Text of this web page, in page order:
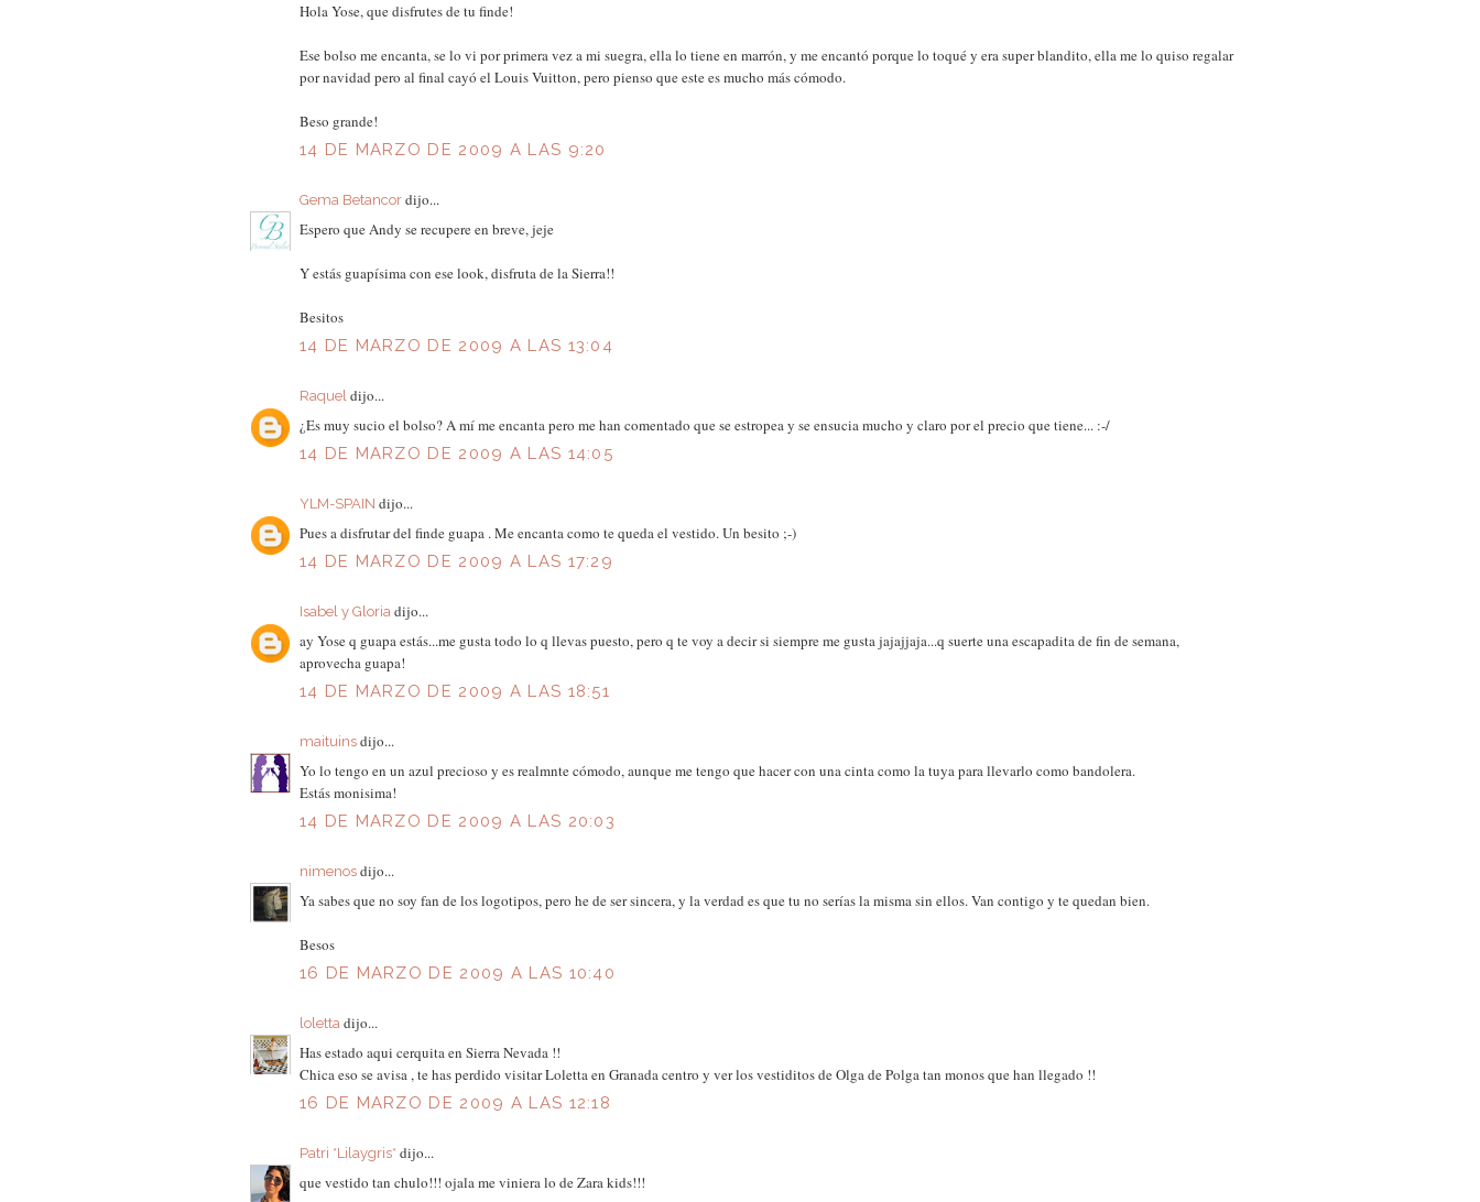
Hola Yose, que disfrutes de tu finde!
Ese bolso me encanta, se lo vi por primera vez a mi suegra, ella lo tiene en marrón, y me encantó porque lo toqué y era super blandito, ella me lo quiso regalar
por navidad pero al final cayó el Louis Vuitton, pero pienso que este es mucho más cómodo.
Beso grande!
14 DE MARZO DE 2009 A LAS 9:20
Gema Betancor dijo...
Espero que Andy se recupere en breve, jeje
Y estás guapísima con ese look, disfruta de la Sierra!!
Besitos
14 DE MARZO DE 2009 A LAS 13:04
Raquel dijo...
¿Es muy sucio el bolso? A mí me encanta pero me han comentado que se estropea y se ensucia mucho y claro por el precio que tiene... :-/
14 DE MARZO DE 2009 A LAS 14:05
YLM-SPAIN dijo...
Pues a disfrutar del finde guapa . Me encanta como te queda el vestido. Un besito ;-)
14 DE MARZO DE 2009 A LAS 17:29
Isabel y Gloriadijo...
ay Yose q guapa estás...me gusta todo lo q llevas puesto, pero q te voy a decir si siempre me gusta jajajjaja...q suerte una escapadita de fin de semana,
aprovecha guapa!
14 DE MARZO DE 2009 A LAS 18:51
maituinsdijo...
Yo lo tengo en un azul precioso y es realmnte cómodo, aunque me tengo que hacer con una cinta como la tuya para llevarlo como bandolera.
Estás monisima!
14 DE MARZO DE 2009 A LAS 20:03
nimenosdijo...
Ya sabes que no soy fan de los logotipos, pero he de ser sincera, y la verdad es que tu no serías la misma sin ellos. Van contigo y te quedan bien.
Besos
16 DE MARZO DE 2009 A LAS 10:40
lolettadijo...
Has estado aqui cerquita en Sierra Nevada !!
Chica eso se avisa , te has perdido visitar Loletta en Granada centro y ver los vestiditos de Olga de Polga tan monos que han llegado !!
16 DE MARZO DE 2009 A LAS 12:18
Patri *Lilaygris* dijo...
que vestido tan chulo!!! ojala me viniera lo de Zara kids!!!